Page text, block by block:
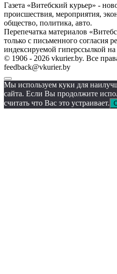
Газета «Витебский курьер» -
происшествия, мероприятия,
общество, политика, авто.
Перепечатка материалов
только с письменного согласия
индексируемой гиперссылкой на
© 1906 - 2026 vkurier.by. Все
feedback@vkurier.by
Мы используем куки для
сайта. Если Вы продолжите
считать что Вас это устраивает.